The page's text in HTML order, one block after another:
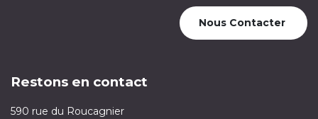
Nous Contacter
Restons en contact
590 rue du Roucagnier